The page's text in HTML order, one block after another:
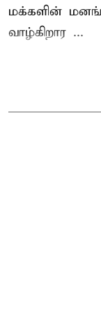
மக்களின்
வாழ்கிறார ...